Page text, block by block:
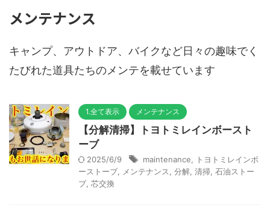
メンテナンス
キャンプ、アウトドア、バイクなど日々の趣味でく
たびれた道具たちのメンテを載せています
1.全て表示 メンテナンス
【分解清掃】トヨトミレインボースト
ーブ
2025/6/9 maintenance, トヨトミレインボ
ーストーブ, メンテナンス, 分解, 清掃, 石油ストー
ブ, 芯交換